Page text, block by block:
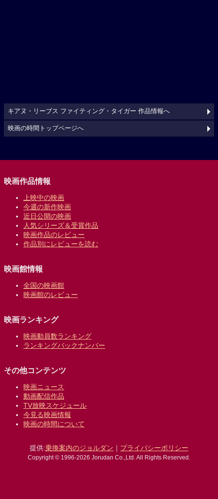
キアヌ・リーブス ファイティング・タイガー 作品情報へ
映画の時間トップページへ
映画作品情報
上映中の映画
今週の新作映画
近日公開の映画
人気シリーズ＆受賞作品
映画作品のレビュー
作品別にレビューを読む
映画館情報
全国の映画館
映画館のレビュー
映画ランキング
映画動員数ランキング
ランキングバックナンバー
その他コンテンツ
映画ニュース
動画配信作品
TV放映スケジュール
今見る映画情報
映画の時間について
提供:乗換案内のジョルダン ｜ プライバシーポリシー
Copyright © 1996-2026 Jorudan Co.,Ltd. All Rights Reserved.